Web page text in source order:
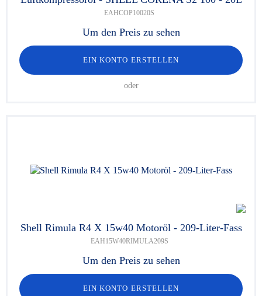
EAHCOP10020S
Um den Preis zu sehen
EIN KONTO ERSTELLEN
oder
Shell Rimula R4 X 15w40 Motoröl - 209-Liter-Fass
EAH15W40RIMULA209S
Um den Preis zu sehen
EIN KONTO ERSTELLEN